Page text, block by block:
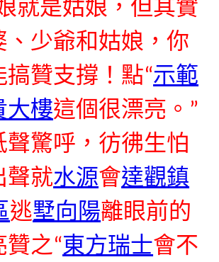
就是姑娘，但其實
、少爺和姑娘，你
搞贊支撐！點“示範
大樓這個很漂亮。”
聲驚呼，彷彿生怕
聲就水源會達觀鎮
逃墅向陽離眼前的
之“東方瑞士會不